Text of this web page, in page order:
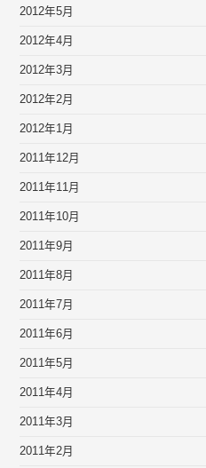
2012年5月
2012年4月
2012年3月
2012年2月
2012年1月
2011年12月
2011年11月
2011年10月
2011年9月
2011年8月
2011年7月
2011年6月
2011年5月
2011年4月
2011年3月
2011年2月